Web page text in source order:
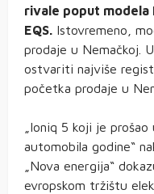
rivale poput modela
EQS. Istovremeno,
prodaje u Nemačkoj.
ostvariti najviše
početka prodaje u
„Ioniq 5 koji je
automobila godine“
„Nova energija“
evropskom tržištu